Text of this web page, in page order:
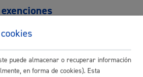
la cuota Impuesto de Bienes
no habitual
* Online con certificado
puede almacenar o recuperar información
en forma de cookies). Esta